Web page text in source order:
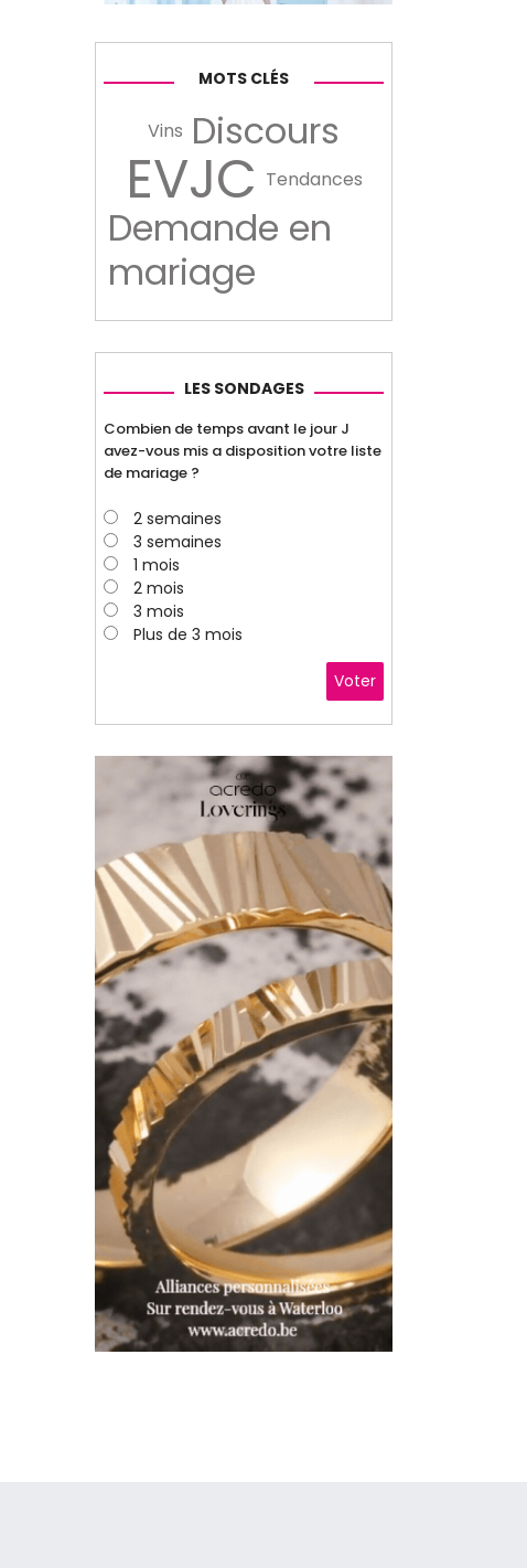
MOTS CLÉS
Vins Discours
EVJC Tendances
Demande en
mariage
LES SONDAGES
Combien de temps avant le jour J
avez-vous mis a disposition votre liste
de mariage ?
2 semaines
3 semaines
1 mois
2 mois
3 mois
Plus de 3 mois
Voter